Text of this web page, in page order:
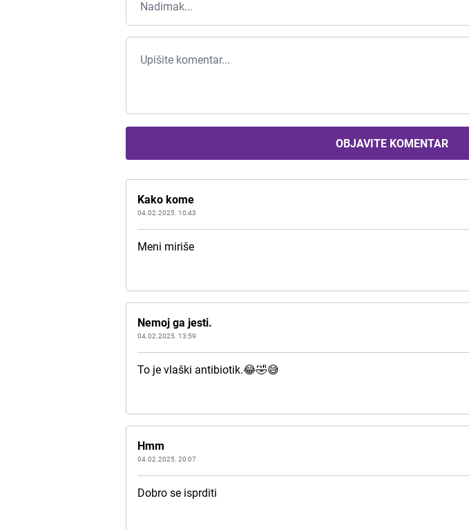
OBJAVITE KOMENTAR
Kako kome
04.02.2025. 10:43
Meni miriše
Nemoj ga jesti.
04.02.2025. 13:59
To je vlaški antibiotik.😂🤣😅
Hmm
04.02.2025. 20:07
Dobro se isprditi